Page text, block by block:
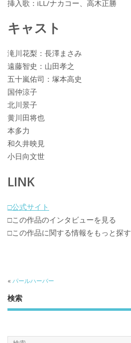
挿入歌：iLL/ナカコー、高木正勝
キャスト
滝川花梨：長澤まさみ
遠藤智史：山田孝之
五十嵐佑司：塚本高史
国仲涼子
北川景子
黄川田将也
本多力
和久井映見
小日向文世
LINK
□公式サイト
□この作品のインタビューを見る
□この作品に関する情報をもっと探す
« パールハーバー
検索